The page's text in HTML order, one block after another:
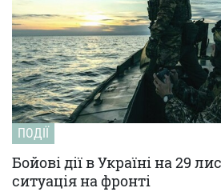
ПОДІЇ
Бойові дії в Україні на 29
ситуація на фронті